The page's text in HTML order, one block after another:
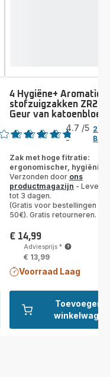
Toevoegen
4 Hygiëne+ Aromatic
stofzuigzakken
Geur van katoenbloem
Beoordeling
4.7 /5
-
29
Zak met hoge fitratie:
ergonomischer,
Verzonden door ons
productmagazijn -
tot 3 dagen.
(Gratis voor bestellingen
50€). Gratis retourneren.
Prijs
€ 14,99
Adviesprijs*
€ 13,99
Voorraad Laag